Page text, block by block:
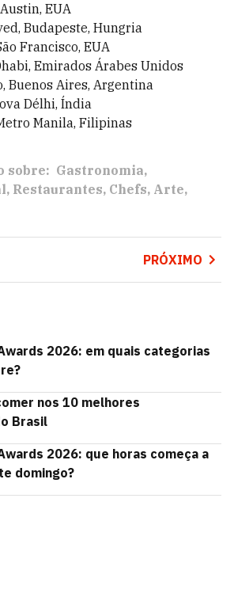
EUA
Budapeste, Hungria
Francisco, EUA
Emirados Árabes Unidos
Buenos Aires, Argentina
Délhi, Índia
Manila, Filipinas
sobre: Gastronomia
Restaurantes Chefs Arte
PRÓXIMO
2026: em quais categorias
nos 10 melhores
Brasil
2026: que horas começa a
domingo?